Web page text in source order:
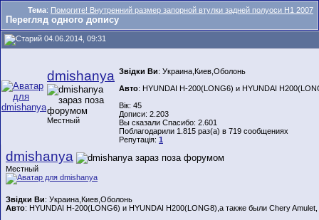
Тема: Помогите! Внутренний размер запорной втулки задней полуоси H1 2007
Перегляд одного допису
04.06.2014, 09:31
dmishanya
Местный
Звідки Ви: Украина,Киев,Оболонь
Авто: HYUNDAI H-200(LONG6) и HYUNDAI
Вік: 45
Дописи: 2.203
Вы сказали Спасибо: 2.601
Поблагодарили 1.815 раз(а) в 719 сообщениях
Репутація: 1
dmishanya
Местный
Звідки Ви: Украина,Киев,Оболонь
Авто: HYUNDAI H-200(LONG6) и HYUNDAI H200(LONG8),а также были Chery